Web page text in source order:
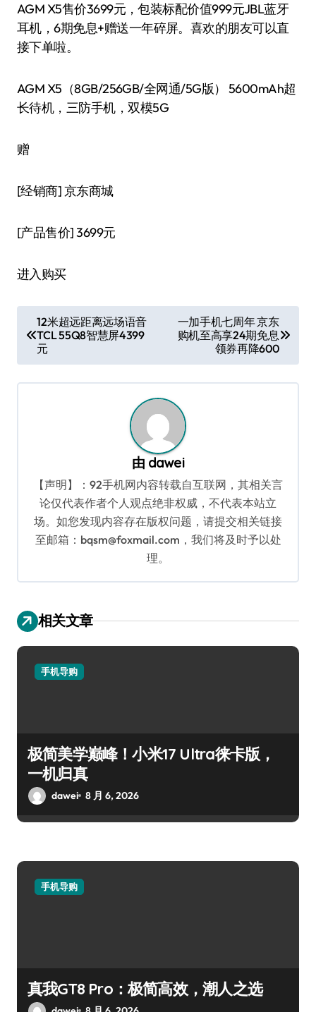
AGM X5售价3699元，包装标配价值999元JBL蓝牙
耳机，6期免息+赠送一年碎屏。喜欢的朋友可以直
接下单啦。
AGM X5（8GB/256GB/全网通/5G版） 5600mAh超
长待机，三防手机，双模5G
赠
[经销商]京东商城
[产品售价]3699元
进入购买
章
导
航
12米超远距离远场语音
TCL 55Q8智慧屏4399
元
一加手机七周年 京东
购机至高享24期免息
领券再降600
由 dawei
【声明】：92手机网内容转载自互联网，其相关言
论仅代表作者个人观点绝非权威，不代表本站立
场。如您发现内容存在版权问题，请提交相关链接
至邮箱：bqsm@foxmail.com，我们将及时予以处
理。
相关文章
手机导购
极简美学巅峰！小米17 Ultra徕卡版，
一机归真
dawei 8 月 6, 2026
手机导购
真我GT8 Pro：极简高效，潮人之选